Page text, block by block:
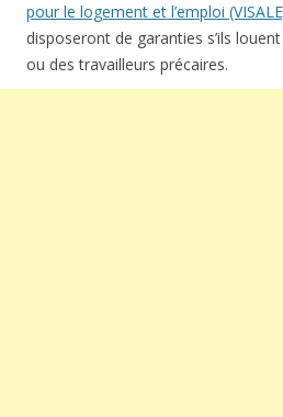
pour le logement et l’emploi
disposeront de garanties s’ils
ou des travailleurs précaires.